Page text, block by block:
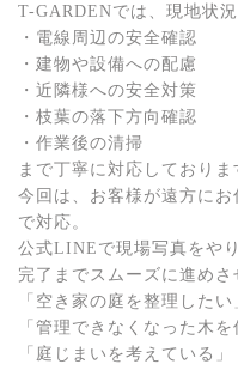
T-GARDENでは、現地状
・電線周辺の安全確認
・建物や設備への配慮
・近隣様への安全対策
・枝葉の落下方向確認
・作業後の清掃
まで丁寧に対応しておりま
今回は、お客様が遠方に
で対応。
公式LINEで現場写真をや
完了までスムーズに進めさ
「空き家の庭を整理したい
「管理できなくなった木を
「庭じまいを考えている」